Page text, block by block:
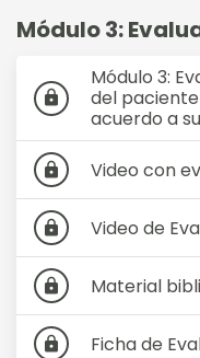
Módulo 3:
lock
Módulo 3:
del paciente
acuerdo a
lock Video con
lock Video de
lock Material
lock Ficha de